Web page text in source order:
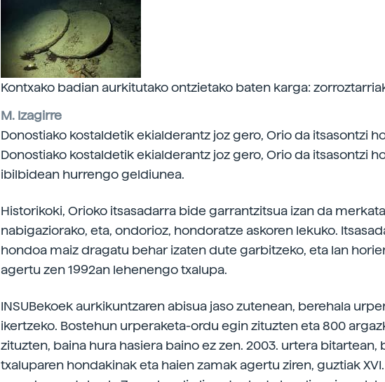
Kontxako badian aurkitutako ontzietako baten karga:
M. Izagirre
Donostiako kostaldetik ekialderantz joz gero, Orio da itsasontzi
Donostiako kostaldetik ekialderantz joz gero, Orio da itsasontzi
ibilbidean hurrengo geldiunea.
Historikoki, Orioko itsasadarra bide garrantzitsua izan da
nabigaziorako, eta, ondorioz, hondoratze askoren lekuko.
hondoa maiz dragatu behar izaten dute garbitzeko, eta lan
agertu zen 1992an lehenengo txalupa.
INSUBekoek aurkikuntzaren abisua jaso zutenean, berehala
ikertzeko. Bostehun urperaketa-ordu egin zituzten eta 800
zituzten, baina hura hasiera baino ez zen. 2003. urtera bitartean,
txaluparen hondakinak eta haien zamak agertu ziren, guztiak XVI.